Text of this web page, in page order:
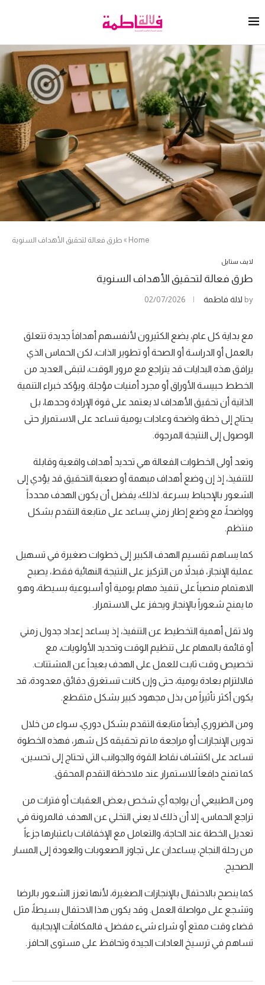
Home
» طرق فعالة لتحقيق الأهداف السنوية
لايف ستايل
طرق فعالة لتحقيق الأهداف السنوية
by لالة فاطمة 02/07/2026
مع بداية كل عام، يضع الكثيرون لأنفسهم أهدافاً جديدة تتعلق
بالعمل أو الدراسة أو الصحة أو تطوير الذات، لكن الحماس الذي
يرافق هذه البدايات قد يتراجع مع مرور الوقت، لتبقى العديد من
الخطط حبيسة الأوراق أو مجرد أمنيات مؤجلة. ويؤكد خبراء التنمية
الذاتية أن تحقيق الأهداف لا يعتمد على قوة الإرادة وحدها، بل
يحتاج إلى خطة واضحة وعادات يومية تساعد على الاستمرار حتى
الوصول إلى النتيجة المرجوة.
وتعد أولى الخطوات الفعالة هي تحديد أهداف واقعية وقابلة
للتنفيذ، إذ إن وضع أهداف مبهمة أو صعبة التحقيق قد يؤدي إلى
الشعور بالإحباط بسرعة. لذلك، يفضل أن يكون الهدف محدداً
وواضحاً، مع وضع إطار زمني يساعد على متابعة التقدم بشكل
منتظم.
كما يساهم تقسيم الهدف الكبير إلى خطوات صغيرة في تسهيل
عملية الإنجاز، فبدلاً من التركيز على النتيجة النهائية فقط، يصبح
الاهتمام منصباً على تنفيذ مهام يومية أو أسبوعية بسيطة، وهو
ما يمنح شعوراً بالإنجاز ويحفز على الاستمرار.
ولا تقل أهمية التخطيط عن التنفيذ، إذ يساعد إعداد جدول زمني
أو قائمة بالمهام على تنظيم الوقت وتحديد الأولويات، مع
تخصيص وقت ثابت للعمل على الهدف بعيداً عن المشتتات.
فالالتزام بعادة يومية، حتى وإن كانت تستغرق دقائق معدودة، قد
يكون أكثر تأثيراً من بذل مجهود كبير بشكل متقطع.
ومن الضروري أيضاً متابعة التقدم بشكل دوري، سواء من خلال
تدوين الإنجازات أو مراجعة ما تم تحقيقه كل شهر، فهذه الخطوة
تساعد على اكتشاف نقاط القوة والجوانب التي تحتاج إلى تحسين،
كما تمنح دافعاً للاستمرار عند ملاحظة التقدم المحقق.
ومن الطبيعي أن يواجه أي شخص بعض العقبات أو فترات من
تراجع الحماس، إلا أن ذلك لا يعني التخلي عن الهدف. فالمرونة في
تعديل الخطة عند الحاجة، والتعامل مع الإخفاقات باعتبارها جزءاً
من رحلة النجاح، يساعدان على تجاوز الصعوبات والعودة إلى المسار
الصحيح.
كما ينصح بالاحتفال بالإنجازات الصغيرة، لأنها تعزز الشعور بالرضا
وتشجع على مواصلة العمل. وقد يكون هذا الاحتفال بسيطاً، مثل
قضاء وقت ممتع أو شراء شيء مفضل، فالمكافآت الإيجابية
تساهم في ترسيخ العادات الجيدة وتحافظ على مستوى الحافز.